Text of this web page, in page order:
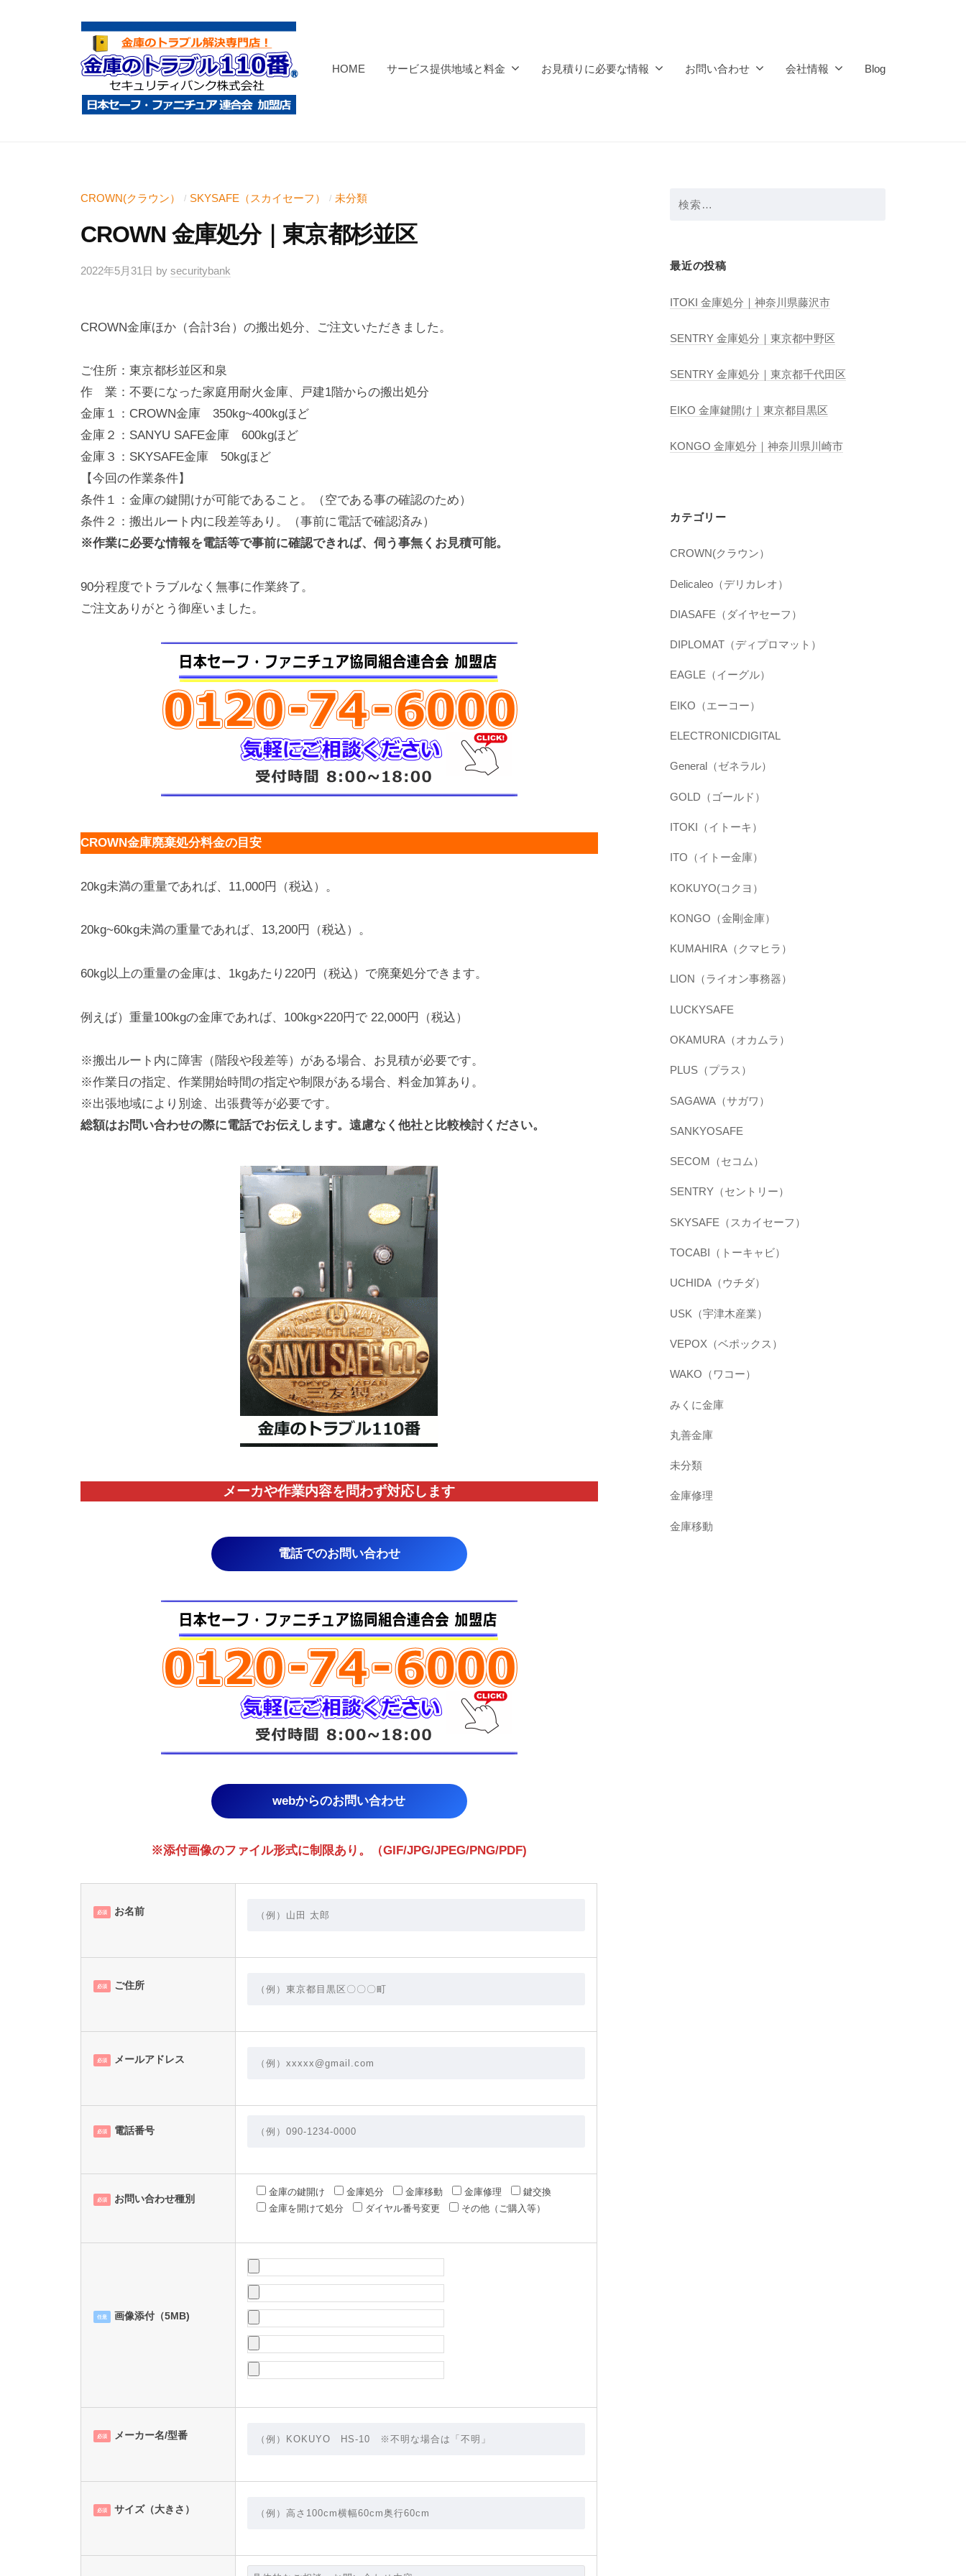
ト
ラ
ブ
ル
1
番
・
分
修
理
等
の
専
門
店
HOME サービス提供地域と料金 お見積りに必要な情報 お問い合わせ 会社情報 Blog
CROWN(クラウン） / SKYSAFE（スカイセーフ） / 未分類
CROWN 金庫処分｜東京都杉並区
2022年5月31日 by securitybank
CROWN金庫ほか（合計3台）の搬出処分、ご注文いただきました。
ご住所：東京都杉並区和泉
作 業：不要になった家庭用耐火金庫、戸建1階からの搬出処分
金庫１：CROWN金庫 350kg~400kgほど
金庫２：SANYU SAFE金庫 600kgほど
金庫３：SKYSAFE金庫 50kgほど
【今回の作業条件】
条件１：金庫の鍵開けが可能であること。（空である事の確認のため）
条件２：搬出ルート内に段差等あり。（事前に電話で確認済み）
※作業に必要な情報を電話等で事前に確認できれば、伺う事無くお見積可能。
90分程度でトラブルなく無事に作業終了。
ご注文ありがとう御座いました。
CROWN金庫廃棄処分料金の目安
20kg未満の重量であれば、11,000円（税込）。
20kg~60kg未満の重量であれば、13,200円（税込）。
60kg以上の重量の金庫は、1kgあたり220円（税込）で廃棄処分できます。
例えば）重量100kgの金庫であれば、100kg×220円で 22,000円（税込）
※搬出ルート内に障害（階段や段差等）がある場合、お見積が必要です。
※作業日の指定、作業開始時間の指定や制限がある場合、料金加算あり。
※出張地域により別途、出張費等が必要です。
総額はお問い合わせの際に電話でお伝えします。遠慮なく他社と比較検討ください。
メーカや作業内容を問わず対応します
電話でのお問い合わせ
webからのお問い合わせ
※添付画像のファイル形式に制限あり。（GIF/JPG/JPEG/PNG/PDF)
必須 お名前
必須 ご住所
必須 メールアドレス
必須 電話番号
必須 お問い合わせ種別
金庫の鍵開け 金庫処分 金庫移動 金庫修理
鍵交換
金庫を開けて処分
ダイヤル番号変更 その他（ご購入等）
任意 画像添付（5MB)
必須 メーカー名/型番
必須 サイズ（大きさ）
検
最近の投稿
ITOKI 金庫処分｜神奈川県藤沢市
SENTRY 金庫処分｜東京都中野区
SENTRY 金庫処分｜東京都千代田区
EIKO 金庫鍵開け｜東京都目黒区
KONGO 金庫処分｜神奈川県川崎市
カテゴリー
CROWN(クラウン）
Delicaleo（デリカレオ）
DIASAFE（ダイヤセーフ）
DIPLOMAT（ディプロマット）
EAGLE（イーグル）
EIKO（エーコー）
ELECTRONICDIGITAL
General（ゼネラル）
GOLD（ゴールド）
ITOKI（イトーキ）
ITO（イトー金庫）
KOKUYO(コクヨ）
KONGO（金剛金庫）
KUMAHIRA（クマヒラ）
LION（ライオン事務器）
LUCKYSAFE
OKAMURA（オカムラ）
PLUS（プラス）
SAGAWA（サガワ）
SANKYOSAFE
SECOM（セコム）
SENTRY（セントリー）
SKYSAFE（スカイセーフ）
TOCABI（トーキャビ）
UCHIDA（ウチダ）
USK（宇津木産業）
VEPOX（ベポックス）
WAKO（ワコー）
みくに金庫
丸善金庫
未分類
金庫修理
金庫移動
庫
の
ト
ラ
ブ
ル
番